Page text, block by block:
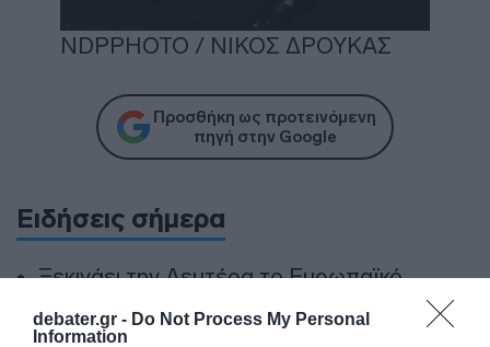
debater.gr - Do Not Process My Personal
Information
NDPPHOTO / ΝΙΚΟΣ ΔΡΟΥΚΑΣ
Προσθήκη ως προτεινόμενη
πηγή στην Google
Ειδήσεις σήμερα
Ξεκινάει την Δευτέρα το Ευρωπαϊκό
Πρωτάθλημα Στίβου – Πότε αγωνίζονται
Τεντόγλου, Καραλής, Τζένγκο και οι